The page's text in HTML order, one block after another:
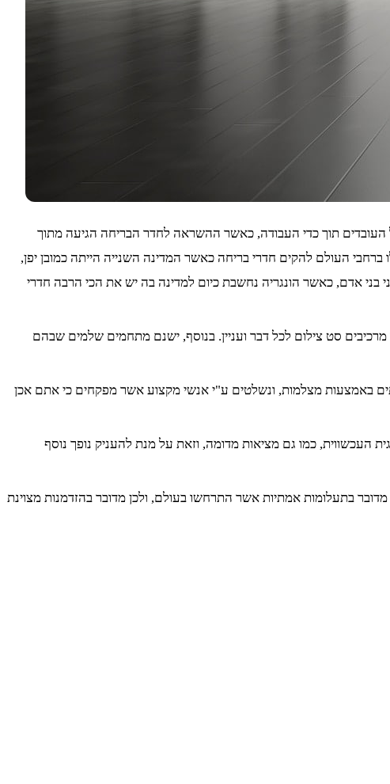
זמן הפנאי של העובדים תוך כדי העבודה, כאשר ההשראה לחדר הבריחה הגיעה מתוך
העולם להקים חדרי בריחה כאשר המדינה השנייה הייתה כמובן יפן,
חדרי בריחה, כאשר מאז שנת 2006 לקחו באטרקציה הזו חלק מיליוני בני אדם, כאשר הונגריה נחשבת כיום למדינה בה יש את הכי הרבה חדרי
סט צילום לכל דבר ועניין. בנוסף, ישנם מתחמים שלמים שבהם
מצלמות, ונשלטים ע"י אנשי מקצוע אשר מפקחים כי אתם אכן
העכשווית, כמו גם מציאות מדומה, וזאת על מנת להעניק נופך נוסף
בתעלומות אמתיות אשר התרחשו בעולם, ולכן מדובר בהזדמנות מצוינת